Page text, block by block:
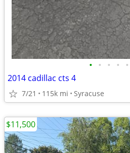
• • • • •
2014 cadillac cts 4
7/21 115k mi Syracuse
$11,500